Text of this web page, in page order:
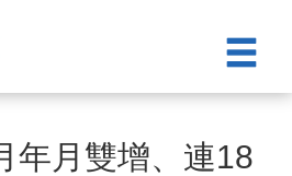
年月雙增、連18